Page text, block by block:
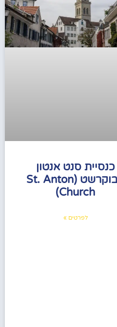
כנסיית סנט אנטון
בבוקרשט (St. Anton
Church)
לפרטים »